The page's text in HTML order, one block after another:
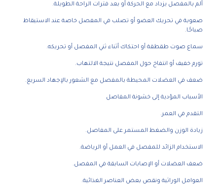
ألم بالمفصل يزداد مع الحركة أو بعد فترات الراحة الطويلة.
صعوبة في تحريك العضو أو تصلب في المفصل خاصة عند الاستيقاظ
صباحًا.
سماع صوت طقطقة أو احتكاك أثناء ثني المفصل أو تحريكه.
تورم خفيف أو انتفاخ حول المفصل نتيجة الالتهاب.
ضعف في العضلات المحيطة بالمفصل مع الشعور بالإجهاد السريع.
الأسباب المؤدية إلى خشونة المفاصل
التقدم في العمر.
زيادة الوزن والضغط المستمر على المفاصل.
الاستخدام الزائد للمفصل في العمل أو الرياضة.
ضعف العضلات أو الإصابات السابقة في المفصل.
العوامل الوراثية ونقص بعض العناصر الغذائية.